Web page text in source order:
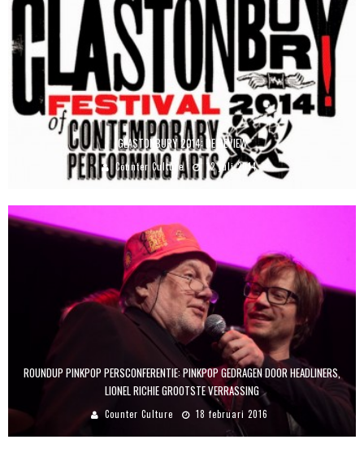
GLASTONBURY 2014: DE REVIEW
Counter Culture 12 juli 2014
ROUNDUP PINKPOP PERSCONFERENTIE: PINKPOP GEDRAGEN DOOR HEADLINERS,
LIONEL RICHIE GROOTSTE VERRASSING
Counter Culture 18 februari 2016